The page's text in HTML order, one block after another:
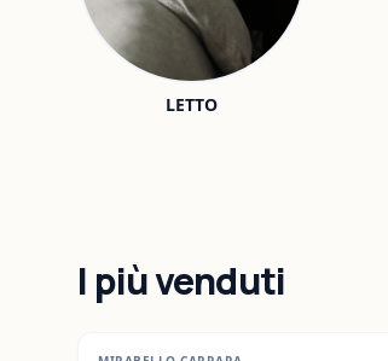
LETTO
I più venduti
- 42%